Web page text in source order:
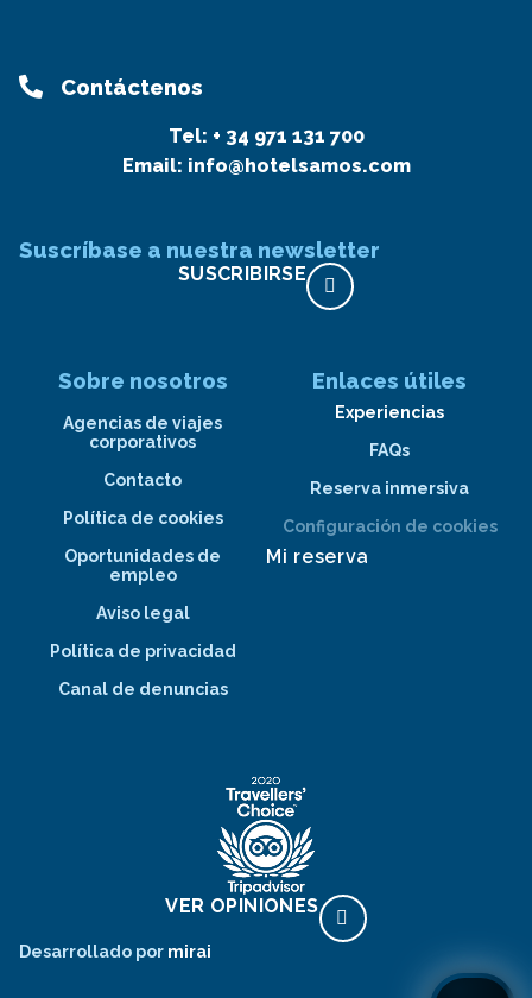
Contáctenos
Tel: + 34 971 131 700
Email: info@hotelsamos.com
Suscríbase a nuestra newsletter
SUSCRIBIRSE
Sobre nosotros
Agencias de viajes
corporativos
Contacto
Política de cookies
Oportunidades de
empleo
Aviso legal
Política de privacidad
Canal de denuncias
Enlaces útiles
Experiencias
FAQs
Reserva inmersiva
Configuración de cookies
Mi reserva
VER OPINIONES
Desarrollado por mirai